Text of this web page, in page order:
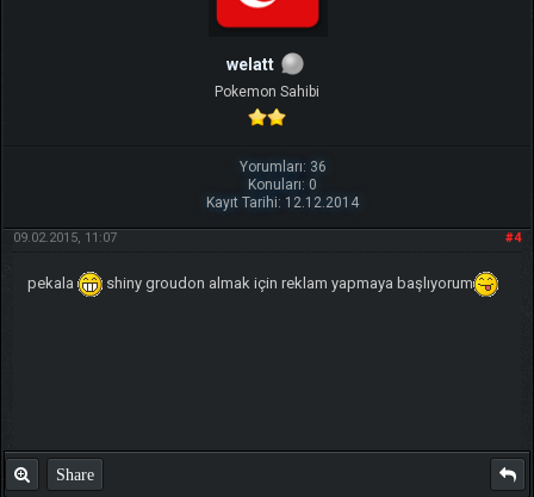
welatt
Pokemon Sahibi
Yorumları: 36
Konuları: 0
Kayıt Tarihi: 12.12.2014
#4
09.02.2015, 11:07
pekala shiny groudon almak için reklam yapmaya başlıyorum
Share